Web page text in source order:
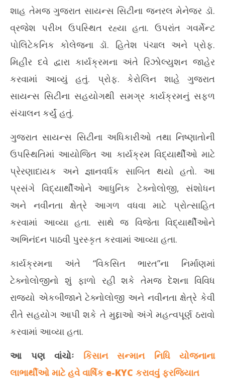
શાહ તેમજ ગુજરાત સાયન્સ સિટીના જનરલ મેનેજર ડૉ.
વ્રજેશ પરીખ ઉપસ્થિત રહ્યા હતા. ઉપરાંત ગવર્મેન્ટ
પોલિટેકનિક કોલેજના ડૉ. હિતેશ પંચાલ અને પ્રોફ.
મિહીર દવે દ્વારા કાર્યક્રમના અંતે રિઝોલ્યુશન જાહેર
કરવામાં આવ્યું હતું. પ્રોફ. કેરોલિન શાહે ગુજરાત
સાયન્સ સિટીના સહયોગથી સમગ્ર કાર્યક્રમનું સફળ
સંચાલન કર્યું હતું.
ગુજરાત સાયન્સ સિટીના અધિકારીઓ તથા નિષ્ણાતોની
ઉપસ્થિતિમાં આયોજિત આ કાર્યક્રમ વિદ્યાર્થીઓ માટે
પ્રેરણાદાયક અને જ્ઞાનવર્ધક સાબિત થયો હતો. આ
પ્રસંગે વિદ્યાર્થીઓને આધુનિક ટેક્નોલોજી, સંશોધન
અને નવીનતા ક્ષેત્રે આગળ વધવા માટે પ્રોત્સાહિત
કરવામાં આવ્યા હતા. સાથે જ વિજેતા વિદ્યાર્થીઓને
અભિનંદન પાઠવી પુરસ્કૃત કરવામાં આવ્યા હતા.
કાર્યક્રમના અંતે “વિકસિત ભારત”ના નિર્માણમાં
ટેક્નોલોજીનો શું ફાળો રહી શકે તેમજ દેશના વિવિધ
રાજ્યો એકબીજાને ટેક્નોલોજી અને નવીનતા ક્ષેત્રે કેવી
રીતે સહયોગ આપી શકે તે મુદ્દાઓ અંગે મહત્વપૂર્ણ ઠરાવો
કરવામાં આવ્યા હતા.
આ પણ વાંચોઃ કિસાન સન્માન નિધિ યોજનાના
લાભાર્થીઓ માટે હવે વાર્ષિક e-KYC કરાવવું ફરજિયાત